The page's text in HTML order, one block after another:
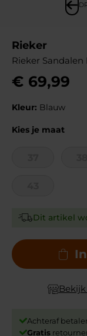
Rieker
Rieker
€ 69,99
Kleur: Blauw
Kies je maat
Dit artikel
Achteraf
Gratis